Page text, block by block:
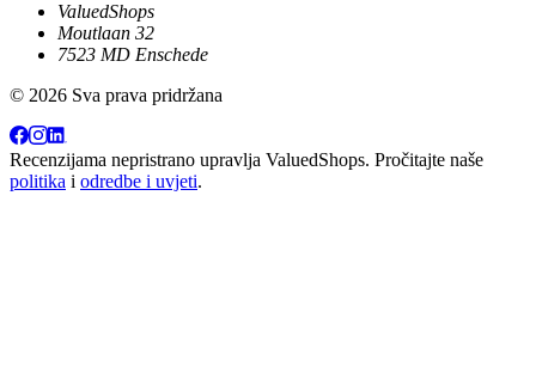
ValuedShops
Moutlaan 32
7523 MD Enschede
© 2026 Sva prava pridržana
Recenzijama nepristrano upravlja ValuedShops. Pročitajte naše
politika i odredbe i uvjeti.